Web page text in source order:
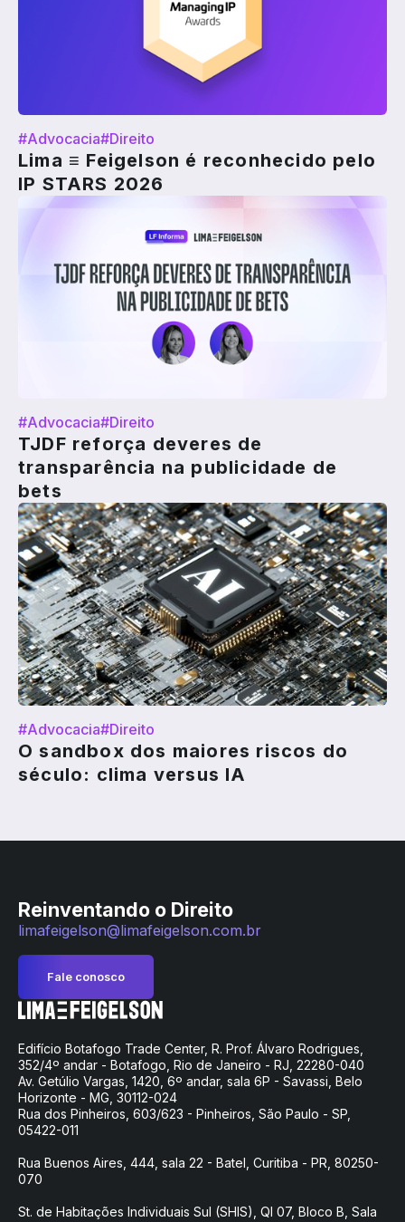
#Advocacia#Direito
Lima ≡ Feigelson é reconhecido pelo
IP STARS 2026
#Advocacia#Direito
TJDF reforça deveres de
transparência na publicidade de
bets
#Advocacia#Direito
O sandbox dos maiores riscos do
século: clima versus IA
Reinventando o Direito
limafeigelson@limafeigelson.com.br
Fale conosco
Edifício Botafogo Trade Center, R. Prof. Álvaro Rodrigues,
352/4º andar - Botafogo, Rio de Janeiro - RJ, 22280-040
Av. Getúlio Vargas, 1420, 6º andar, sala 6P - Savassi, Belo
Horizonte - MG, 30112-024
Rua dos Pinheiros, 603/623 - Pinheiros, São Paulo - SP,
05422-011
Rua Buenos Aires, 444, sala 22 - Batel, Curitiba - PR, 80250-
070
St. de Habitações Individuais Sul (SHIS), QI 07, Bloco B, Sala